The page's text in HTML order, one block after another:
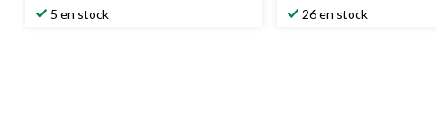
5 en stock 26 en stock